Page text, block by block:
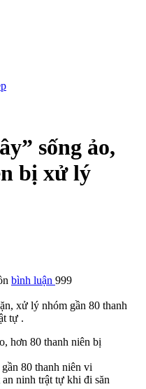
sống ảo,
bị xử lý
bình luận 999
xử lý nhóm gần 80 thanh
tự .
80 thanh niên vi
ninh trật tự khi đi săn